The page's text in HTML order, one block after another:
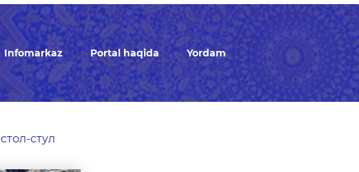
Infomarkaz Portal haqida Yordam
стол-стул